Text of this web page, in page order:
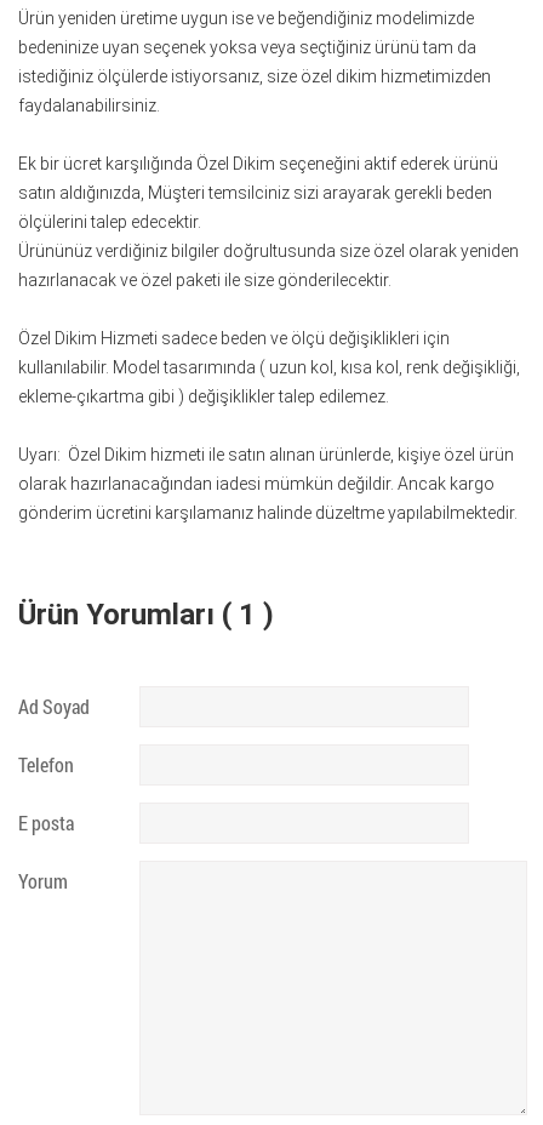
Ürün yeniden üretime uygun ise ve beğendiğiniz modelimizde
bedeninize uyan seçenek yoksa veya seçtiğiniz ürünü tam da
istediğiniz ölçülerde istiyorsanız, size özel dikim hizmetimizden
faydalanabilirsiniz.
Ek bir ücret karşılığında Özel Dikim seçeneğini aktif ederek ürünü
satın aldığınızda, Müşteri temsilciniz sizi arayarak gerekli beden
ölçülerini talep edecektir.
Ürününüz verdiğiniz bilgiler doğrultusunda size özel olarak yeniden
hazırlanacak ve özel paketi ile size gönderilecektir.
Özel Dikim Hizmeti sadece beden ve ölçü değişiklikleri için
kullanılabilir. Model tasarımında ( uzun kol, kısa kol, renk değişikliği,
ekleme-çıkartma gibi ) değişiklikler talep edilemez.
Uyarı: Özel Dikim hizmeti ile satın alınan ürünlerde, kişiye özel ürün
olarak hazırlanacağından iadesi mümkün değildir. Ancak kargo
gönderim ücretini karşılamanız halinde düzeltme yapılabilmektedir.
Ürün Yorumları ( 1 )
Ad Soyad
Telefon
E posta
Yorum